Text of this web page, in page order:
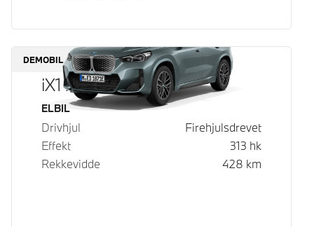
DEMOBIL
iX1 xDrive30
Drivstoff
ELBIL
Drivhjul
Firehjulsdrevet
Effekt
313 hk
Rekkevidde
428 km